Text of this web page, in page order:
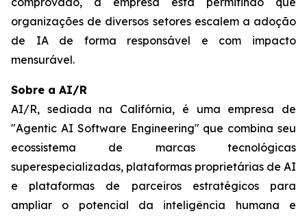
organizações de diversos setores escalem a adoção
de IA de forma responsável e com impacto
mensurável.
Sobre a AI/R
AI/R, sediada na Califórnia, é uma empresa de
"Agentic AI Software Engineering" que combina seu
ecossistema de marcas tecnológicas
superespecializadas, plataformas proprietárias de AI
e plataformas de parceiros estratégicos para
ampliar o potencial da inteligência humana e